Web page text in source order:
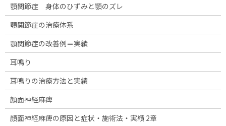
顎関節症 身体のひずみと顎のズレ
顎関節症の治療体系
顎関節症の改善例＝実績
耳鳴り
耳鳴りの治療方法と実績
顔面神経麻痺
顔面神経麻痺の原因と症状・施術法・実績 2章